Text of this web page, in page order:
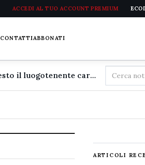
ACCEDI AL TUO ACCOUNT PREMIUM
CONTATTIABBONATI
Arma dei Carabinieri in lutto: se n'è andato troppo presto il luogotenente carica speciale Tommaso Stracqualursi
Cerca
nel
ARTICOLI